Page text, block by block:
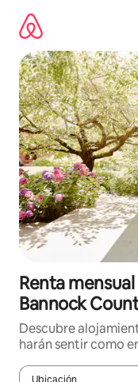
contenido
Renta
Bannock
Descubre
harán sentir como
Ubicación